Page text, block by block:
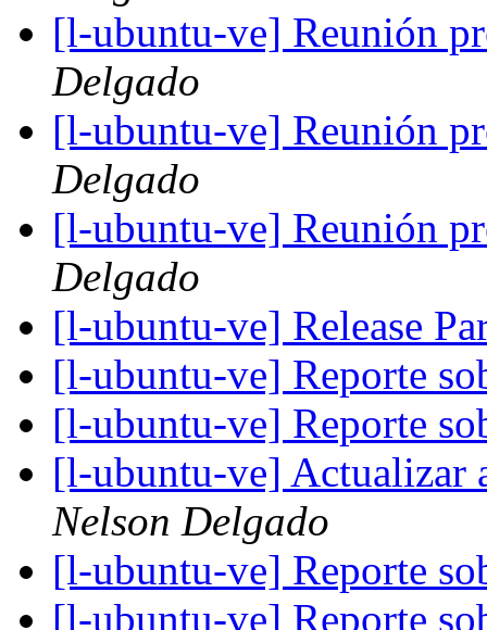
[l-ubuntu-ve] Reunión
Delgado
[l-ubuntu-ve] Reunión
Delgado
[l-ubuntu-ve] Reunión
Delgado
[l-ubuntu-ve] Release
[l-ubuntu-ve] Reporte
[l-ubuntu-ve] Reporte
[l-ubuntu-ve] Actualizar
Nelson Delgado
[l-ubuntu-ve] Reporte
[l-ubuntu-ve] Reporte